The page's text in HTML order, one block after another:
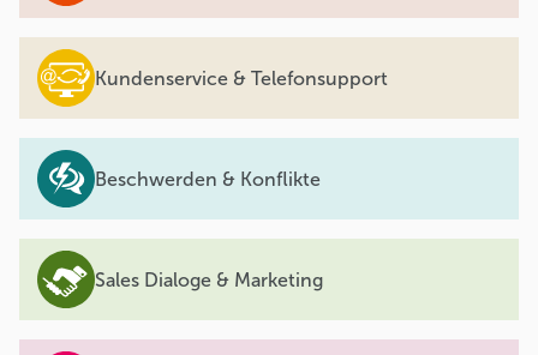
Kundenservice & Telefonsupport
Beschwerden & Konflikte
Sales Dialoge & Marketing